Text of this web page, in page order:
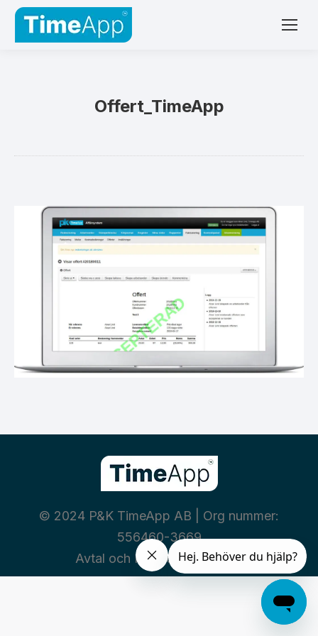
Offert_TimeApp
© 2024 P&K TimeApp AB | Org nummer:
556460-3669
Avtal och Policies|Integritet